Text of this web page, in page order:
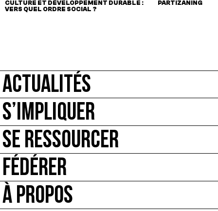
CULTURE ET DÉVELOPPEMENT DURABLE :
VERS QUEL ORDRE SOCIAL ?
PARTIZANING
ACTUALITÉS
S’IMPLIQUER
SE RESSOURCER
FÉDÉRER
À PROPOS